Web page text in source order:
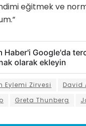
eğitmek ve
Haber'i Google'da
olarak ekleyin
Eylemi Zirvesi
David
Greta Thunberg